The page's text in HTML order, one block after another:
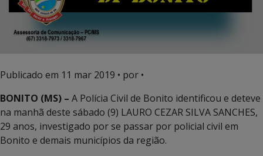
Publicado em 11 mar 2019 • por •
BONITO (MS) – A Polícia Civil de Bonito identificou e deteve
na manhã deste sábado (9) LAURO CEZAR SILVA SANCHES,
29 anos, investigado por se passar por policial civil em
Bonito e demais municípios da região.